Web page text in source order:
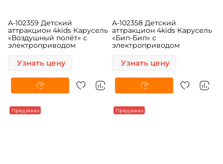
A-102359 Детский
«Воздушный полёт» c
электроприводом
Узнать цену
A-102358 Детский
«Бип-Бип» c
электроприводом
Узнать цену